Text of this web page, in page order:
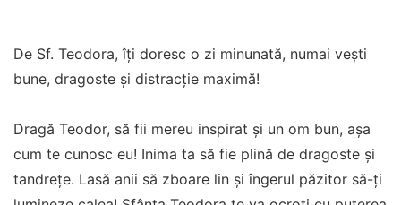
De Sf. Teodora, îți doresc o zi minunată, numai vești
bune, dragoste și distracție maximă!
Dragă Teodor, să fii mereu inspirat și un om bun, așa
cum te cunosc eu! Inima ta să fie plină de dragoste și
tandrețe. Lasă anii să zboare lin și îngerul păzitor să-ți